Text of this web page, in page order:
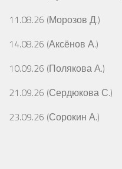
11.08.26 (Морозов Д.)
14.08.26 (Аксёнов А.)
10.09.26 (Полякова А.)
21.09.26 (Сердюкова С.)
23.09.26 (Сорокин А.)